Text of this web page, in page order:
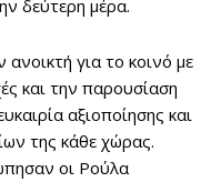
δεύτερη μέρα.
για το κοινό με
και την παρουσίαση
αξιοποίησης και
της κάθε χώρας.
οι Ρούλα